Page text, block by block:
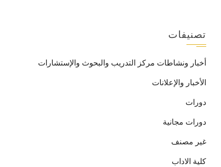
تصنيفات
أخبار ونشاطات مركز التدريب والبحوث والإستشارات
الأخبار والإعلانات
دورات
دورات مجانية
غير مصنف
كلية الاداب